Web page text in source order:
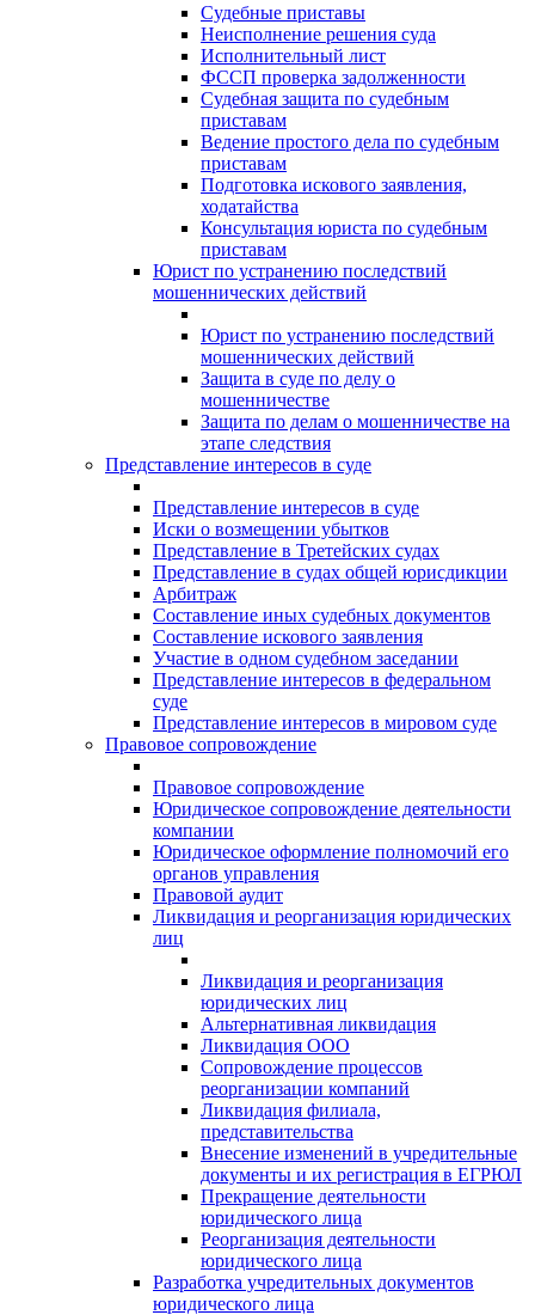
Судебные приставы
Неисполнение решения суда
Исполнительный лист
ФССП проверка задолженности
Судебная защита по судебным
приставам
Ведение простого дела по судебным
приставам
Подготовка искового заявления,
ходатайства
Консультация юриста по судебным
приставам
Юрист по устранению последствий
мошеннических действий
Юрист по устранению последствий
мошеннических действий
Защита в суде по делу о
мошенничестве
Защита по делам о мошенничестве на
этапе следствия
Представление интересов в суде
Представление интересов в суде
Иски о возмещении убытков
Представление в Третейских судах
Представление в судах общей юрисдикции
Арбитраж
Составление иных судебных документов
Составление искового заявления
Участие в одном судебном заседании
Представление интересов в федеральном
суде
Представление интересов в мировом суде
Правовое сопровождение
Правовое сопровождение
Юридическое сопровождение деятельности
компании
Юридическое оформление полномочий его
органов управления
Правовой аудит
Ликвидация и реорганизация юридических
лиц
Ликвидация и реорганизация
юридических лиц
Альтернативная ликвидация
Ликвидация ООО
Сопровождение процессов
реорганизации компаний
Ликвидация филиала,
представительства
Внесение изменений в учредительные
документы и их регистрация в ЕГРЮЛ
Прекращение деятельности
юридического лица
Реорганизация деятельности
юридического лица
Разработка учредительных документов
юридического лица